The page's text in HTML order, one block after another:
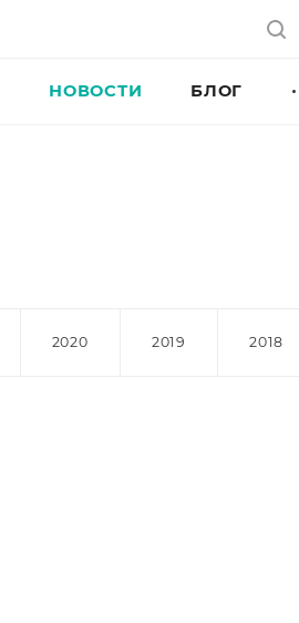
НОВОСТИ БЛОГ
2020 2019 2018